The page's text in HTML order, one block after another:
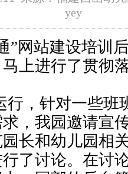
yey
”网站建设培训
上进行了贯彻
，针对一些班
，我园邀请宣
长和幼儿园相
了讨论。在讨